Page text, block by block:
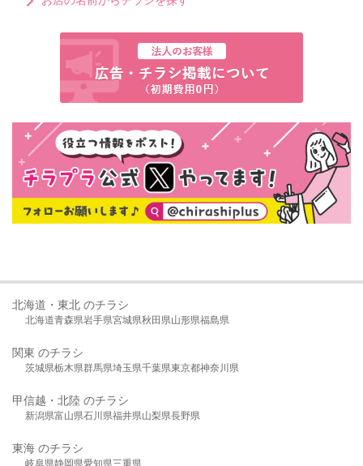
北海道・東北 のチラシ
北海道青森県岩手県宮城県秋田県山形県福島県
関東 のチラシ
茨城県栃木県群馬県埼玉県千葉県東京都神奈川県
甲信越・北陸 のチラシ
新潟県富山県石川県福井県山梨県長野県
東海 のチラシ
岐阜県静岡県愛知県三重県